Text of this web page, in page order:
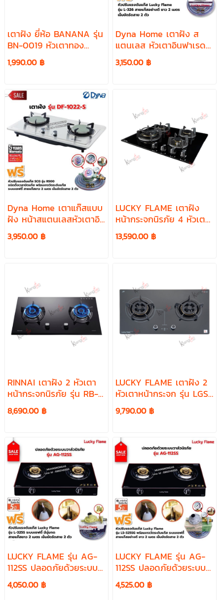
เตาฝัง ยี่ห้อ BANANA รุ่น
BN-0019 หัวเตาทอง
เหลือง
1,990.00 ฿
Dyna Home เตาฝัง ส
แตนเลส หัวเตาอินฟาเรด
2 หัวเตา รุ่น DF-1022-S
อุปกรณ์หัวปรับ ครบชุด
3,150.00 ฿
Dyna Home เตาแก๊สแบบ
ฝัง หน้าสแตนเลสหัวเตาอิน
ฟาเรด 2 หัวเตา รุ่น DF-
1022-S พร้อมหัวปรับตั้ง
3,950.00 ฿
LUCKY FLAME เตาฝัง
หน้ากระจกนิรภัย 4 หัวเตา
รุ่น LGS-944
13,590.00 ฿
RINNAI เตาฝัง 2 หัวเตา
หน้ากระจกนิรภัย รุ่น RB-
72G
8,690.00 ฿
LUCKY FLAME เตาฝัง 2
หัวเตาหน้ากระจก รุ่น LGS-
942BT
9,790.00 ฿
LUCKY FLAME รุ่น AG-
112SS ปลอดภัยด้วยระบบ
วาล์วนิรภัย พร้อมอุปกรณ์
หัวปรับเซฟตี้ มีปุ่มกด ครบ
4,050.00 ฿
LUCKY FLAME รุ่น AG-
112SS ปลอดภัยด้วยระบบ
วาล์วนิรภัย พร้อมอุปกรณ์
หัวปรับแรงดัน แบบมีเกจ
4,525.00 ฿